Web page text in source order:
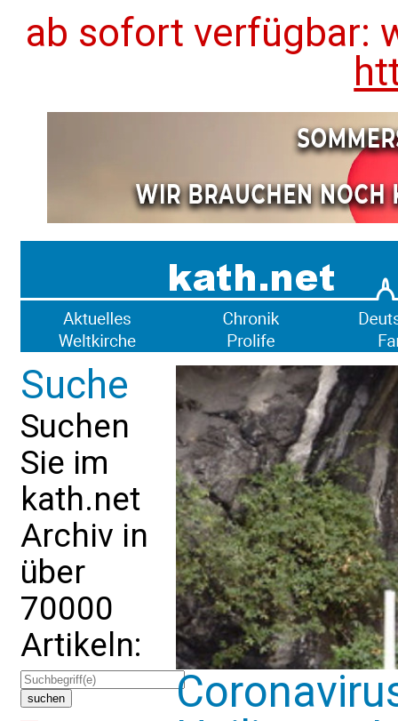
ab sofort verfügbar:
Suche
Suchen
Sie im
kath.net
Archiv in
über
70000
Artikeln: